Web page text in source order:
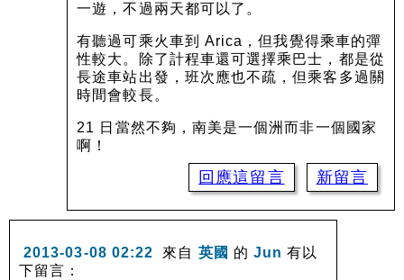
一遊，不過兩天都可以了。
有聽過可乘火車到 Arica，但我覺得乘車的彈
性較大。除了計程車還可選擇乘巴士，都是從
長途車站出發，班次應也不疏，但乘客多過關
時間會較長。
21 日當然不夠，南美是一個洲而非一個國家
啊！
回應這留言 新留言
2013-03-08 02:22 來自 英國 的 Jun 有以
下留言：